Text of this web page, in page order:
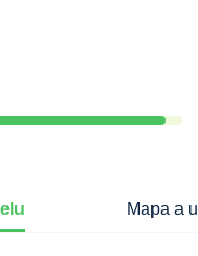
Mapa a